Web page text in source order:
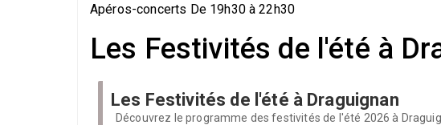
Apéros-concerts De 19h30 à 22h30
Les Festivités de l'été à
Les Festivités de l'été à Draguignan
Découvrez le programme des festivités de l'été 2026 à